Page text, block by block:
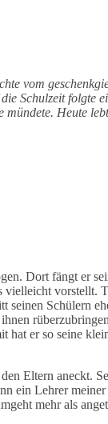
vom
Schulzeit folgte
mündete. Heute
Dort fängt er
vorstellt.
seinen Schülern
hat er so seine
Eltern aneckt.
ein Lehrer
mehr als